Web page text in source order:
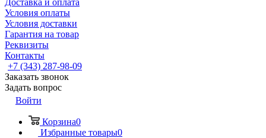
Доставка и оплата
Условия оплаты
Условия доставки
Гарантия на товар
Реквизиты
Контакты
+7 (343) 287-98-09
Заказать звонок
Задать вопрос
Войти
Корзина0
Избранные товары0